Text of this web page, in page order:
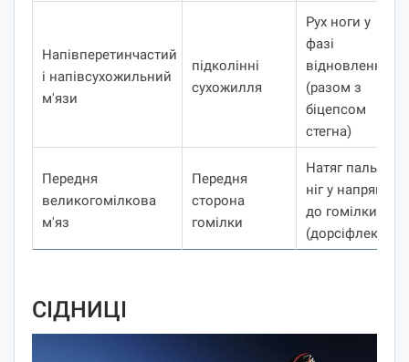
Напівперетинчастий
і напівсухожильний
м'язи
підколінні
сухожилля
Рух ноги у
фазі
відновлення
(разом з
біцепсом
стегна)
Передня
великогомілкова
м'яз
Передня
сторона
гомілки
Натяг пальців
ніг у напрямку
до гомілки
(дорсіфлексія)
СІДНИЦІ